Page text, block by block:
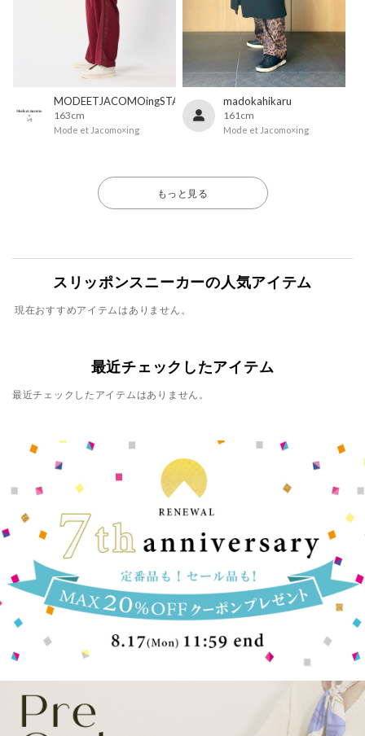
MODEETJACOMOingSTAFF
163cm
Mode et Jacomo×ing
madokahikaru
161cm
Mode et Jacomo×ing
もっと見る
スリッポンスニーカーの人気アイテム
現在おすすめアイテムはありません。
最近チェックしたアイテム
最近チェックしたアイテムはありません。